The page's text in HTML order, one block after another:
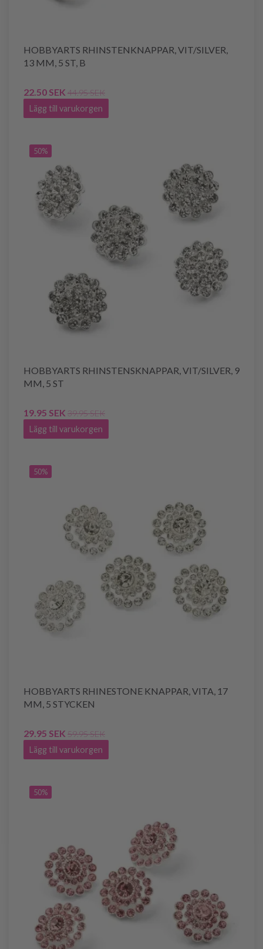
HOBBYARTS RHINSTENKNAPPAR, VIT/SILVER,
13 MM, 5 ST, B
22.50 SEK 44.95 SEK
Lägg till varukorgen
50%
HOBBYARTS RHINSTENSKNAPPAR, VIT/SILVER, 9
MM, 5 ST
19.95 SEK 39.95 SEK
Lägg till varukorgen
50%
HOBBYARTS RHINESTONE KNAPPAR, VITA, 17
MM, 5 STYCKEN
29.95 SEK 59.95 SEK
Lägg till varukorgen
50%